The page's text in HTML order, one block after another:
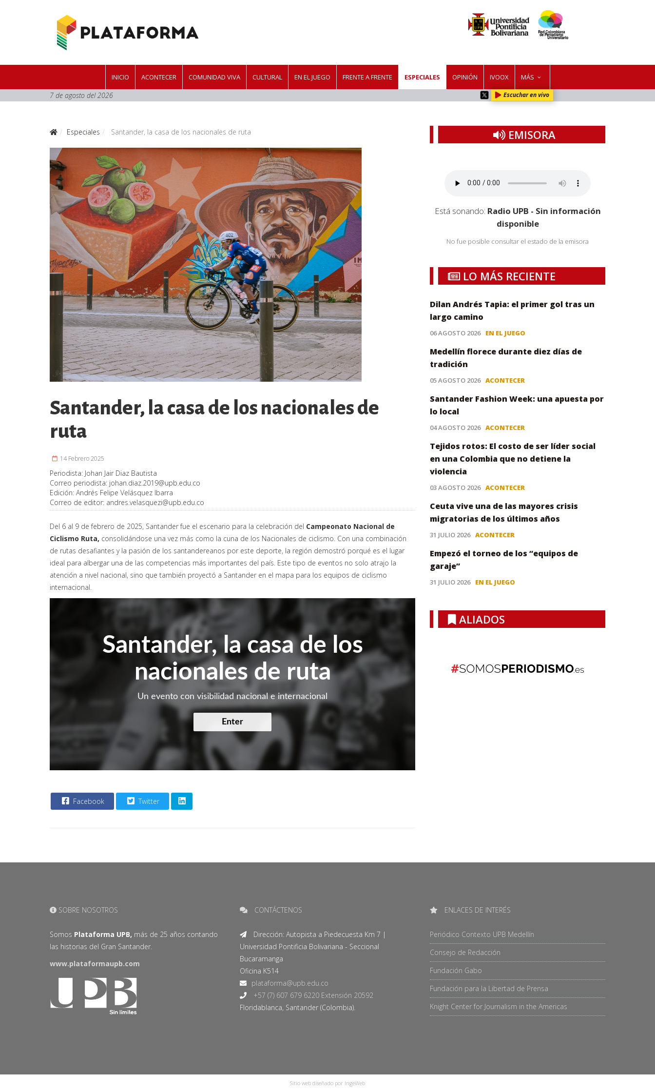
INICIO ACONTECER COMUNIDAD VIVA CULTURAL EN EL JUEGO FRENTE A FRENTE ESPECIALES OPINIÓN IVOOX MÁS
7 de agosto del 2026 Escuchar en vivo
Especiales Santander, la casa de los nacionales de ruta
Santander, la casa de los nacionales de
ruta
14 Febrero 2025
Periodista: Johan Jair Diaz Bautista
Correo periodista: johan.diaz.2019@upb.edu.co
Edición: Andrés Felipe Velásquez Ibarra
Correo de editor: andres.velasquezi@upb.edu.co
Del 6 al 9 de febrero de 2025, Santander fue el escenario para la celebración del Campeonato Nacional de
Ciclismo Ruta, consolidándose una vez más como la cuna de los Nacionales de ciclismo. Con una combinación
de rutas desafiantes y la pasión de los santandereanos por este deporte, la región demostró porqué es el lugar
ideal para albergar una de las competencias más importantes del país. Este tipo de eventos no solo atrajo la
atención a nivel nacional, sino que también proyectó a Santander en el mapa para los equipos de ciclismo
internacional.
Santander, la casa de los
nacionales de ruta
Un evento con visibilidad nacional e internacional
Enter
Facebook Twitter
EMISORA
Está sonando: Radio UPB - Sin información
disponible
No fue posible consultar el estado de la emisora
LO MÁS RECIENTE
Dilan Andrés Tapia: el primer gol tras un
largo camino
06 AGOSTO 2026 EN EL JUEGO
Medellín florece durante diez días de
tradición
05 AGOSTO 2026 ACONTECER
Santander Fashion Week: una apuesta por
lo local
04 AGOSTO 2026 ACONTECER
Tejidos rotos: El costo de ser líder social
en una Colombia que no detiene la
violencia
03 AGOSTO 2026 ACONTECER
Ceuta vive una de las mayores crisis
migratorias de los últimos años
31 JULIO 2026 ACONTECER
Empezó el torneo de los “equipos de
garaje”
31 JULIO 2026 EN EL JUEGO
ALIADOS
SOBRE NOSOTROS
Somos Plataforma UPB, más de 25 años contando
las historias del Gran Santander.
www.plataformaupb.com
CONTÁCTENOS
Dirección: Autopista a Piedecuesta Km 7 |
Universidad Pontificia Bolivariana - Seccional
Bucaramanga
Oficina K514
+57 (7) 607 679 6220 Extensión 20592
Floridablanca, Santander (Colombia).
ENLACES DE INTERÉS
Periódico Contexto UPB Medellín
Consejo de Redacción
Fundación Gabo
Fundación para la Libertad de Prensa
Knight Center for Journalism in the Americas
Sitio web diseñado por IngeWeb